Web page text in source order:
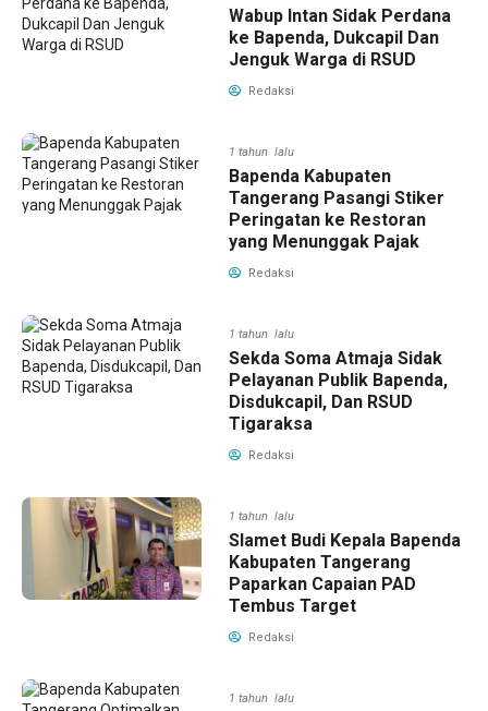
Wabup Intan Sidak Perdana
ke Bapenda, Dukcapil Dan
Jenguk Warga di RSUD
Redaksi
1 tahun lalu
Bapenda Kabupaten
Tangerang Pasangi Stiker
Peringatan ke Restoran
yang Menunggak Pajak
Redaksi
1 tahun lalu
Sekda Soma Atmaja Sidak
Pelayanan Publik Bapenda,
Disdukcapil, Dan RSUD
Tigaraksa
Redaksi
1 tahun lalu
Slamet Budi Kepala Bapenda
Kabupaten Tangerang
Paparkan Capaian PAD
Tembus Target
Redaksi
1 tahun lalu